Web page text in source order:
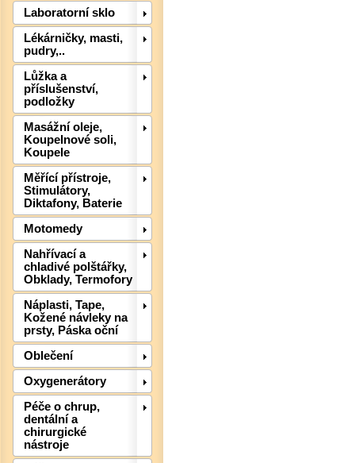
Laboratorní sklo
Lékárničky, masti,
pudry,..
Lůžka a
příslušenství,
podložky
Masážní oleje,
Koupelnové soli,
Koupele
Měřící přístroje,
Stimulátory,
Diktafony, Baterie
Motomedy
Nahřívací a
chladivé polštářky,
Obklady, Termofory
Náplasti, Tape,
Kožené návleky na
prsty, Páska oční
Oblečení
Oxygenerátory
Péče o chrup,
dentální a
chirurgické
nástroje